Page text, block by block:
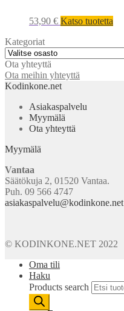
53,90 € Katso tuotetta
Kategoriat
Ota yhteyttä
Ota meihin yhteyttä
Kodinkone.net
Asiakaspalvelu
Myymälä
Ota yhteyttä
Myymälä
Vantaa
Säätökuja 2, 01520 Vantaa.
Puh. 09 566 4747
asiakaspalvelu@kodinkone.net
© KODINKONE.NET 2022
Oma tili
Haku
Products search